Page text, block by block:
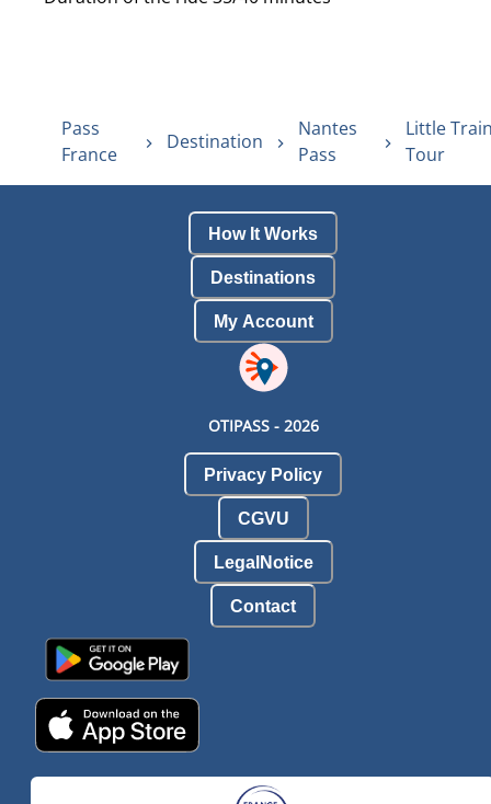
Pass
France
Destination
Nantes
Pass
Little
Tour
How It Works
Destinations
My Account
OTIPASS - 2026
Privacy Policy
CGVU
LegalNotice
Contact